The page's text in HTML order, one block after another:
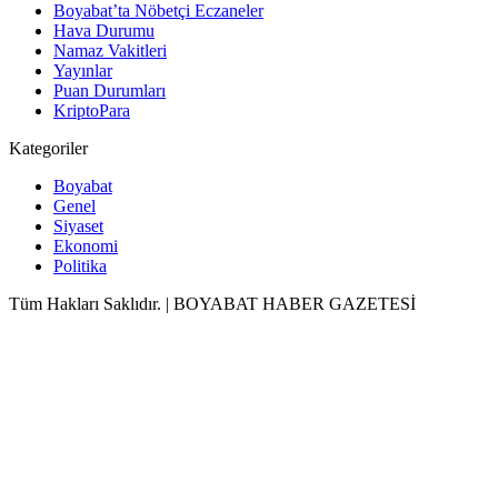
Boyabat’ta Nöbetçi Eczaneler
Hava Durumu
Namaz Vakitleri
Yayınlar
Puan Durumları
KriptoPara
Kategoriler
Boyabat
Genel
Siyaset
Ekonomi
Politika
Tüm Hakları Saklıdır. | BOYABAT HABER GAZETESİ